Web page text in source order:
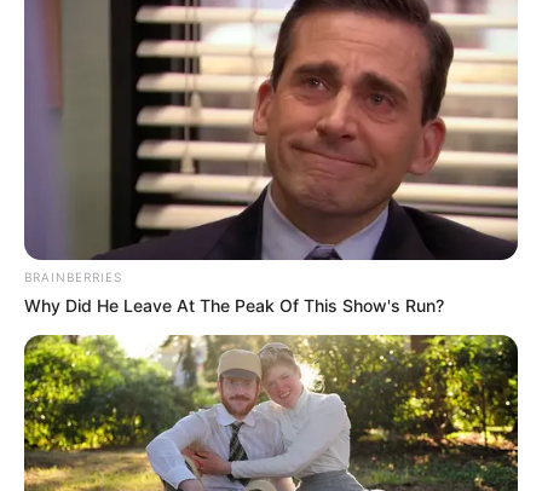
BRAINBERRIES
Why Did He Leave At The Peak Of This Show's Run?